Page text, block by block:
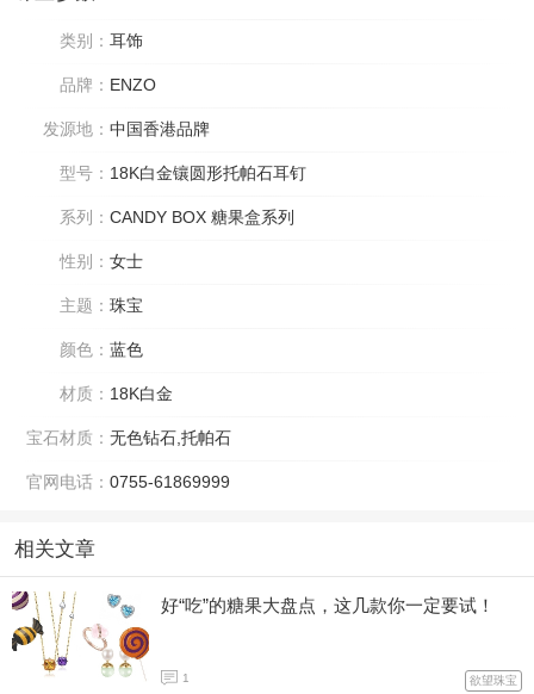
类别： 耳饰
品牌： ENZO
发源地： 中国香港品牌
型号： 18K白金镶圆形托帕石耳钉
系列： CANDY BOX 糖果盒系列
性别： 女士
主题： 珠宝
颜色： 蓝色
材质： 18K白金
宝石材质： 无色钻石,托帕石
官网电话： 0755-61869999
相关文章
好“吃”的糖果大盘点，这几款你一定要试！
1 欲望珠宝